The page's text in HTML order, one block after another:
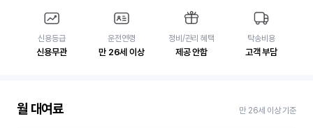
신용등급
신용무관
운전연령
만 26세 이상
정비/관리 혜택
제공 안함
탁송비용
고객 부담
월 대여료 만 26세 이상 기준